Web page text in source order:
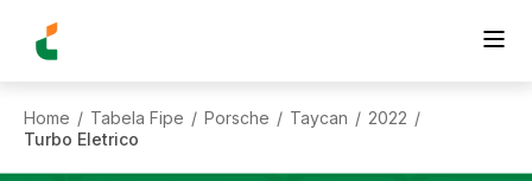
Home / Tabela Fipe / Porsche / Taycan / 2022 /
Turbo Eletrico